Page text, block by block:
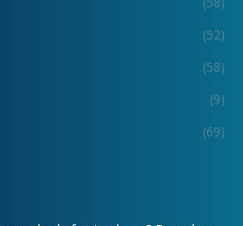
(52)
(58)
(9)
(69)